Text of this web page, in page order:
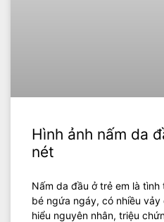
Hình ảnh nấm da
nét
Nấm da đầu ở trẻ em là
bé ngứa ngáy, có nhiều
hiểu nguyên nhân, triệu